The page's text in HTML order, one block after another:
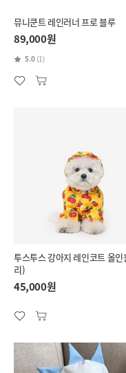
뮤니쿤트 레인러너 프로 블루
89,000원
5.0 (1)
투스투스 강아지 레인코트 올인
리)
45,000원